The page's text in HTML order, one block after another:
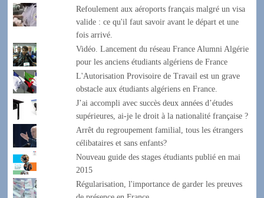
Refoulement aux aéroports français malgré un visa
valide : ce qu'il faut savoir avant le départ et une
fois arrivé.
Vidéo. Lancement du réseau France Alumni Algérie
pour les anciens étudiants algériens de France
L'Autorisation Provisoire de Travail est un grave
obstacle aux étudiants algériens en France.
J’ai accompli avec succès deux années d’études
supérieures, ai-je le droit à la nationalité française ?
Arrêt du regroupement familial, tous les étrangers
célibataires et sans enfants?
Nouveau guide des stages étudiants publié en mai
2015
Régularisation, l'importance de garder les preuves